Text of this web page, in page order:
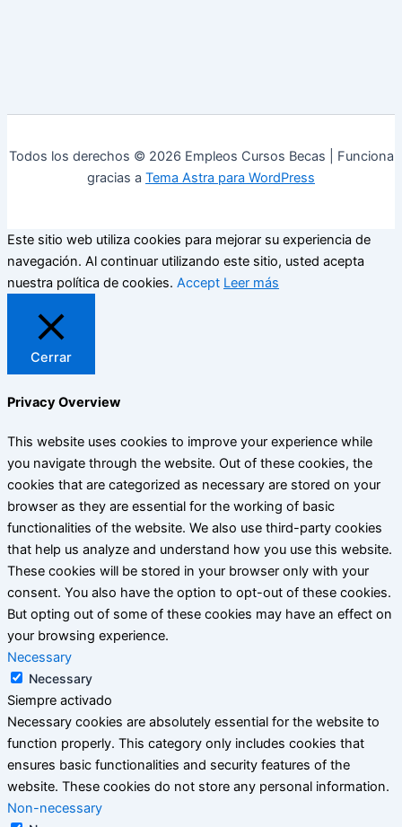
Todos los derechos © 2026 Empleos Cursos Becas | Funciona
gracias a Tema Astra para WordPress
Este sitio web utiliza cookies para mejorar su experiencia de
navegación. Al continuar utilizando este sitio, usted acepta
nuestra política de cookies. Accept Leer más
Cerrar
Privacy Overview
This website uses cookies to improve your experience while
you navigate through the website. Out of these cookies, the
cookies that are categorized as necessary are stored on your
browser as they are essential for the working of basic
functionalities of the website. We also use third-party cookies
that help us analyze and understand how you use this website.
These cookies will be stored in your browser only with your
consent. You also have the option to opt-out of these cookies.
But opting out of some of these cookies may have an effect on
your browsing experience.
Necessary
Necessary
Siempre activado
Necessary cookies are absolutely essential for the website to
function properly. This category only includes cookies that
ensures basic functionalities and security features of the
website. These cookies do not store any personal information.
Non-necessary